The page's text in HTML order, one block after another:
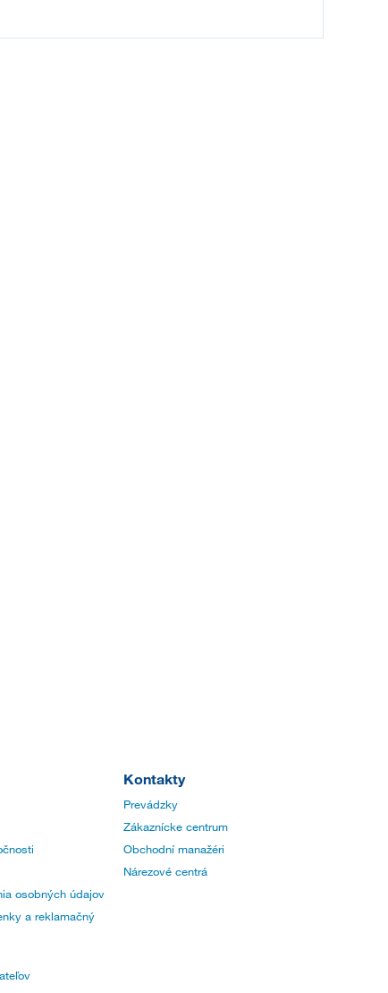
osobných údajov
a reklamačný
Kontakty
Prevádzky
Zákaznícke centrum
Obchodní manažéri
Nárezové centrá